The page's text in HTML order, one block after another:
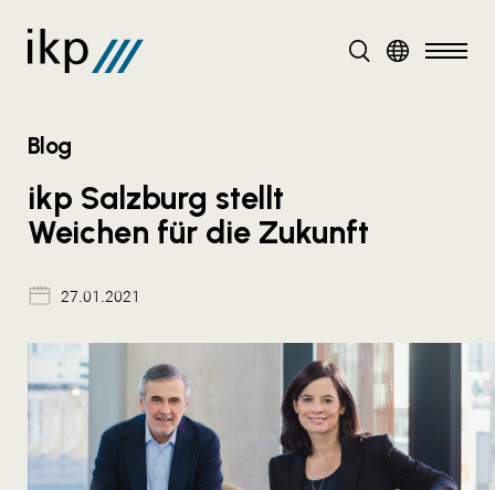
DE
Blog
ikp Salzburg stellt
Weichen für die Zukunft
27.01.2021